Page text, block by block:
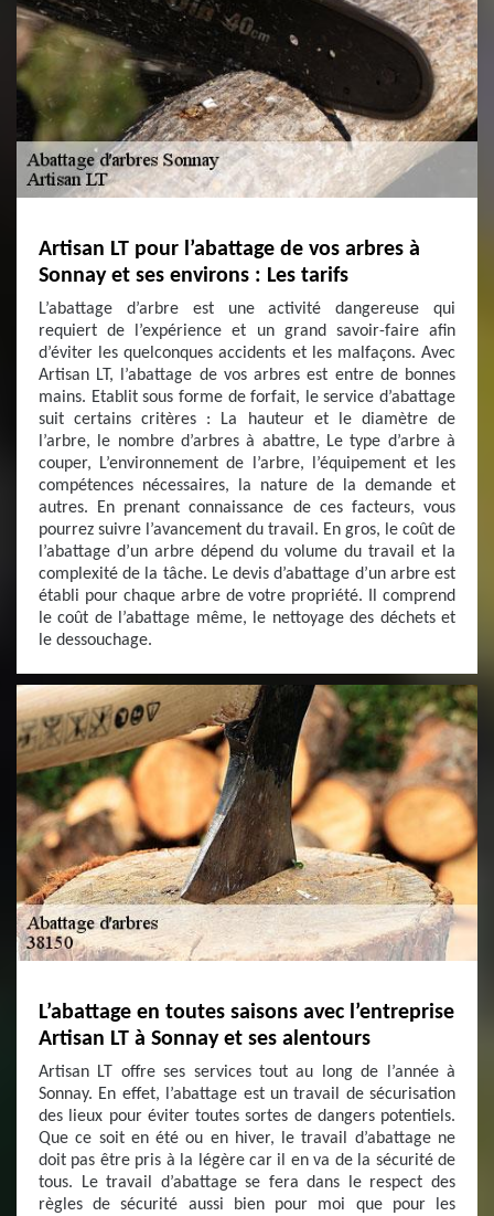
Artisan LT pour l’abattage de vos arbres à
Sonnay et ses environs : Les tarifs
L’abattage d’arbre est une activité dangereuse qui
requiert de l’expérience et un grand savoir-faire afin
d’éviter les quelconques accidents et les malfaçons. Avec
Artisan LT, l’abattage de vos arbres est entre de bonnes
mains. Etablit sous forme de forfait, le service d’abattage
suit certains critères : La hauteur et le diamètre de
l’arbre, le nombre d’arbres à abattre, Le type d’arbre à
couper, L’environnement de l’arbre, l’équipement et les
compétences nécessaires, la nature de la demande et
autres. En prenant connaissance de ces facteurs, vous
pourrez suivre l’avancement du travail. En gros, le coût de
l’abattage d’un arbre dépend du volume du travail et la
complexité de la tâche. Le devis d’abattage d’un arbre est
établi pour chaque arbre de votre propriété. Il comprend
le coût de l’abattage même, le nettoyage des déchets et
le dessouchage.
L’abattage en toutes saisons avec l’entreprise
Artisan LT à Sonnay et ses alentours
Artisan LT offre ses services tout au long de l’année à
Sonnay. En effet, l’abattage est un travail de sécurisation
des lieux pour éviter toutes sortes de dangers potentiels.
Que ce soit en été ou en hiver, le travail d’abattage ne
doit pas être pris à la légère car il en va de la sécurité de
tous. Le travail d’abattage se fera dans le respect des
règles de sécurité aussi bien pour moi que pour les